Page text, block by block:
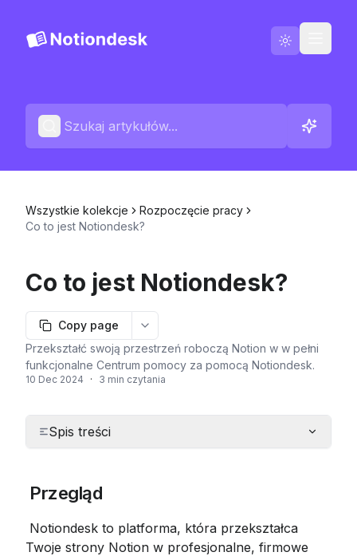
Kontakt
Wszystkie kolekcje
Rozpoczęcie pracy
Co to jest Notiondesk?
Co to jest Notiondesk?
Copy page
More options
Przekształć swoją przestrzeń roboczą Notion w w pełni
funkcjonalne Centrum pomocy za pomocą Notiondesk.
10 Dec 2024 · 3 min czytania
Spis treści
Przegląd
Twoje strony Notion w profesjonalne, firmowe